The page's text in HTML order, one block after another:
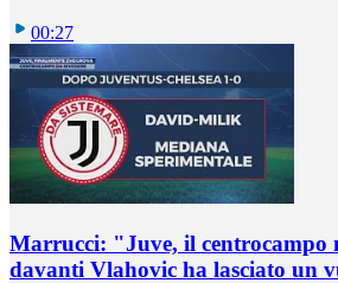
00:27
Marrucci: "Juve, il centrocampo
davanti Vlahovic ha lasciato un